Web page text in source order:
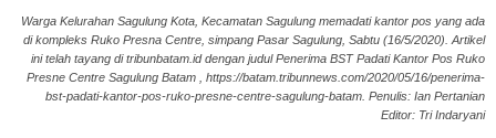
Warga Kelurahan Sagulung Kota, Kecamatan Sagulung memadati kantor pos yang ada
di kompleks Ruko Presna Centre, simpang Pasar Sagulung, Sabtu (16/5/2020). Artikel
ini telah tayang di tribunbatam.id dengan judul Penerima BST Padati Kantor Pos Ruko
Presne Centre Sagulung Batam , https://batam.tribunnews.com/2020/05/16/penerima-
bst-padati-kantor-pos-ruko-presne-centre-sagulung-batam. Penulis: Ian Pertanian
Editor: Tri Indaryani